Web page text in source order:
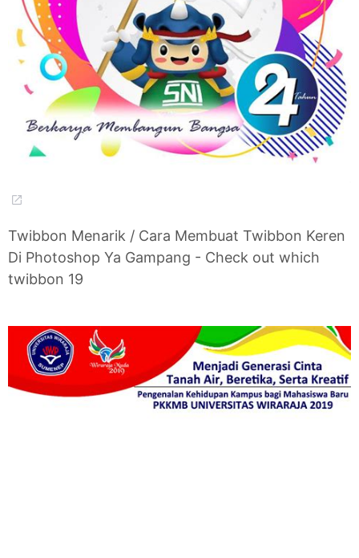
Twibbon Menarik / Cara Membuat Twibbon Keren
Di Photoshop Ya Gampang - Check out which
twibbon 19